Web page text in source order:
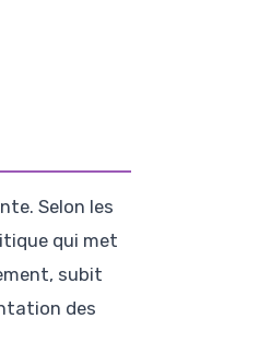
Selon les
qui met
subit
des